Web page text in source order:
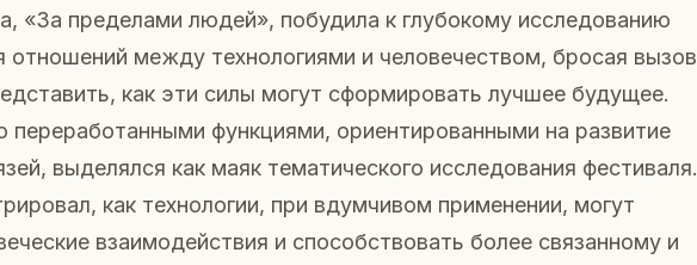
«За пределами людей», побудила к глубокому исследованию
отношений между технологиями и человечеством, бросая вызов
как эти силы могут сформировать лучшее будущее.
переработанными функциями, ориентированными на развитие
выделялся как маяк тематического исследования фестиваля.
как технологии, при вдумчивом применении, могут
взаимодействия и способствовать более связанному и